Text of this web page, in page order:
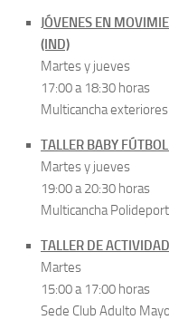
JÓVENES EN
(IND)
Martes y jueves
17:00 a 18:30 horas
Multicancha
TALLER BABY
Martes y jueves
19:00 a 20:30 horas
Multicancha
TALLER DE
Martes
15:00 a 17:00 horas
Sede Club Adulto